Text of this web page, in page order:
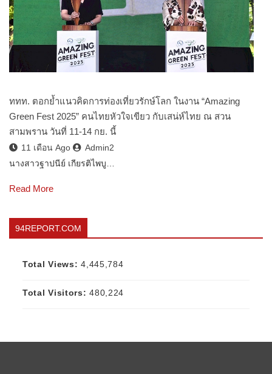
ททท. ตอกย้ำแนวคิดการท่องเที่ยวรักษ์โลก ในงาน “Amazing
Green Fest 2025” คนไทยหัวใจเขียว กับเสน่ห์ไทย ณ สวน
สามพราน วันที่ 11-14 กย. นี้
11 เดือน Ago
Admin2
นางสาวฐาปนีย์ เกียรติไพบู…
Read More
94REPORT.COM
Total Views:4,445,784
Total Visitors:480,224